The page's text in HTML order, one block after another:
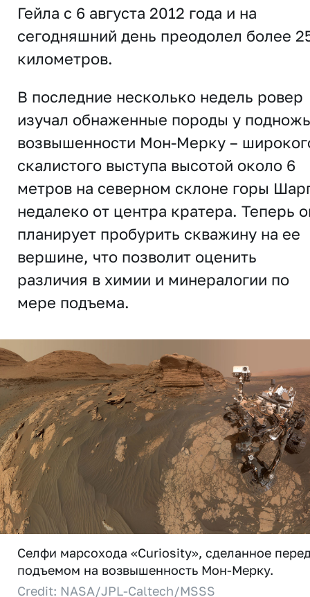
Гейла с 6 августа 2012 года и на
сегодняшний день преодолел более
километров.
В последние несколько недель ровер
изучал обнаженные породы у
возвышенности Мон-Мерку –
скалистого выступа высотой около 6
метров на северном склоне горы
недалеко от центра кратера. Теперь
планирует пробурить скважину на ее
вершине, что позволит оценить
различия в химии и минералогии по
мере подъема.
Селфи марсохода «Curiosity», сделанное
подъемом на возвышенность Мон-Мерку.
Credit: NASA/JPL-Caltech/MSSS